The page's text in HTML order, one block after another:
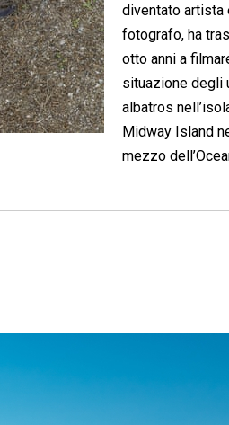
diventato artista
fotografo, ha
otto anni a
situazione degli
albatros
Midway Island
mezzo